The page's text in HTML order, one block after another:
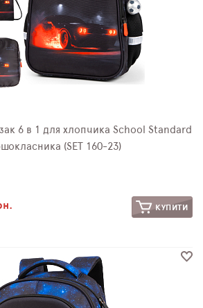
6 в 1 для хлопчика School Standard
(SET 160-23)
КУПИТИ